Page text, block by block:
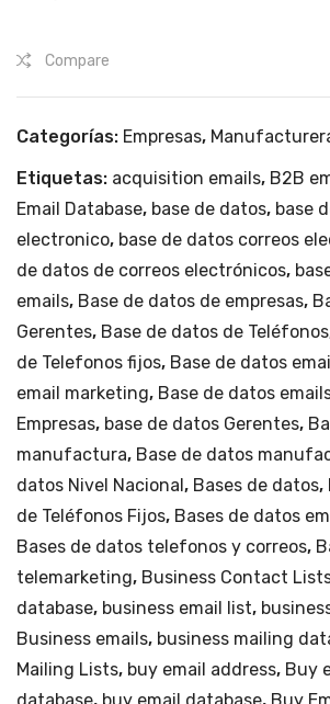
derivados
ferroviario
y
aeronáutica
Nacional.
cantidad
Compare
Categorías: Empresas,
Etiquetas: acquisition emails, B2B
Email Database, base de datos, base
electronico, base de datos correos
de datos de correos electrónicos,
emails, Base de datos de empresas,
Gerentes, Base de datos de Teléfonos
de Telefonos fijos, Base de datos
email marketing, Base de datos
Empresas, base de datos Gerentes,
manufactura, Base de datos
datos Nivel Nacional, Bases de datos,
de Teléfonos Fijos, Bases de datos
Bases de datos telefonos y correos,
telemarketing, Business Contact
database, business email list,
Business emails, business mailing
Mailing Lists, buy email address, Buy
database, buy email database, Buy